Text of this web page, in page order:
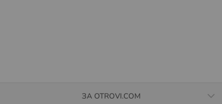
ЗА OTROVI.COM